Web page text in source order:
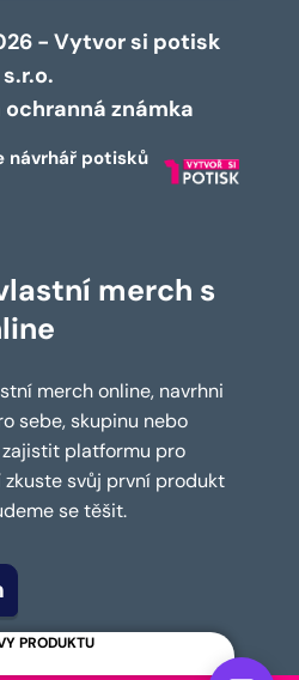
PRODUKTU
- Vytvor si potisk
s.r.o.
známka
návrhář potisků
merch s
merch online, navrhni
sebe, skupinu nebo
platformu pro
svůj první produkt
se těšit.